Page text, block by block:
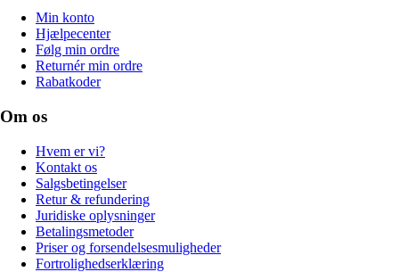
Min konto
Hjælpecenter
Følg min ordre
Returnér min ordre
Rabatkoder
Om os
Hvem er vi?
Kontakt os
Salgsbetingelser
Retur & refundering
Juridiske oplysninger
Betalingsmetoder
Priser og forsendelsesmuligheder
Fortrolighedserklæring